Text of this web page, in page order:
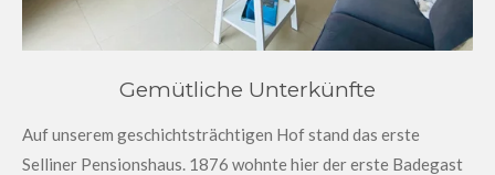
Gemütliche Unterkünfte
Auf unserem geschichtsträchtigen Hof stand das erste
Selliner Pensionshaus. 1876 wohnte hier der erste Badegast